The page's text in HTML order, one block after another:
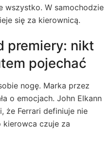
wszystko. W samochodzie
się za kierownicą.
premiery: nikt
pojechać
nogę. Marka przez
o emocjach. John Elkann
że Ferrari definiuje nie
czuje za